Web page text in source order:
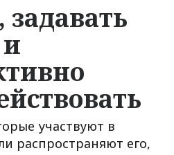
участвуют в
распространяют его,